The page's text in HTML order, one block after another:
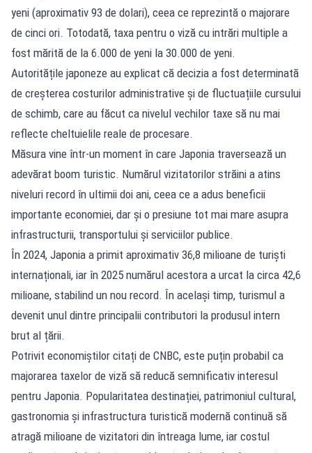
yeni (aproximativ 93 de dolari), ceea ce reprezintă o majorare
de cinci ori. Totodată, taxa pentru o viză cu intrări multiple a
fost mărită de la 6.000 de yeni la 30.000 de yeni.
Autoritățile japoneze au explicat că decizia a fost determinată
de creșterea costurilor administrative și de fluctuațiile cursului
de schimb, care au făcut ca nivelul vechilor taxe să nu mai
reflecte cheltuielile reale de procesare.
Măsura vine într-un moment în care Japonia traversează un
adevărat boom turistic. Numărul vizitatorilor străini a atins
niveluri record în ultimii doi ani, ceea ce a adus beneficii
importante economiei, dar și o presiune tot mai mare asupra
infrastructurii, transportului și serviciilor publice.
În 2024, Japonia a primit aproximativ 36,8 milioane de turiști
internaționali, iar în 2025 numărul acestora a urcat la circa 42,6
milioane, stabilind un nou record. În același timp, turismul a
devenit unul dintre principalii contributori la produsul intern
brut al țării.
Potrivit economiștilor citați de CNBC, este puțin probabil ca
majorarea taxelor de viză să reducă semnificativ interesul
pentru Japonia. Popularitatea destinației, patrimoniul cultural,
gastronomia și infrastructura turistică modernă continuă să
atragă milioane de vizitatori din întreaga lume, iar costul